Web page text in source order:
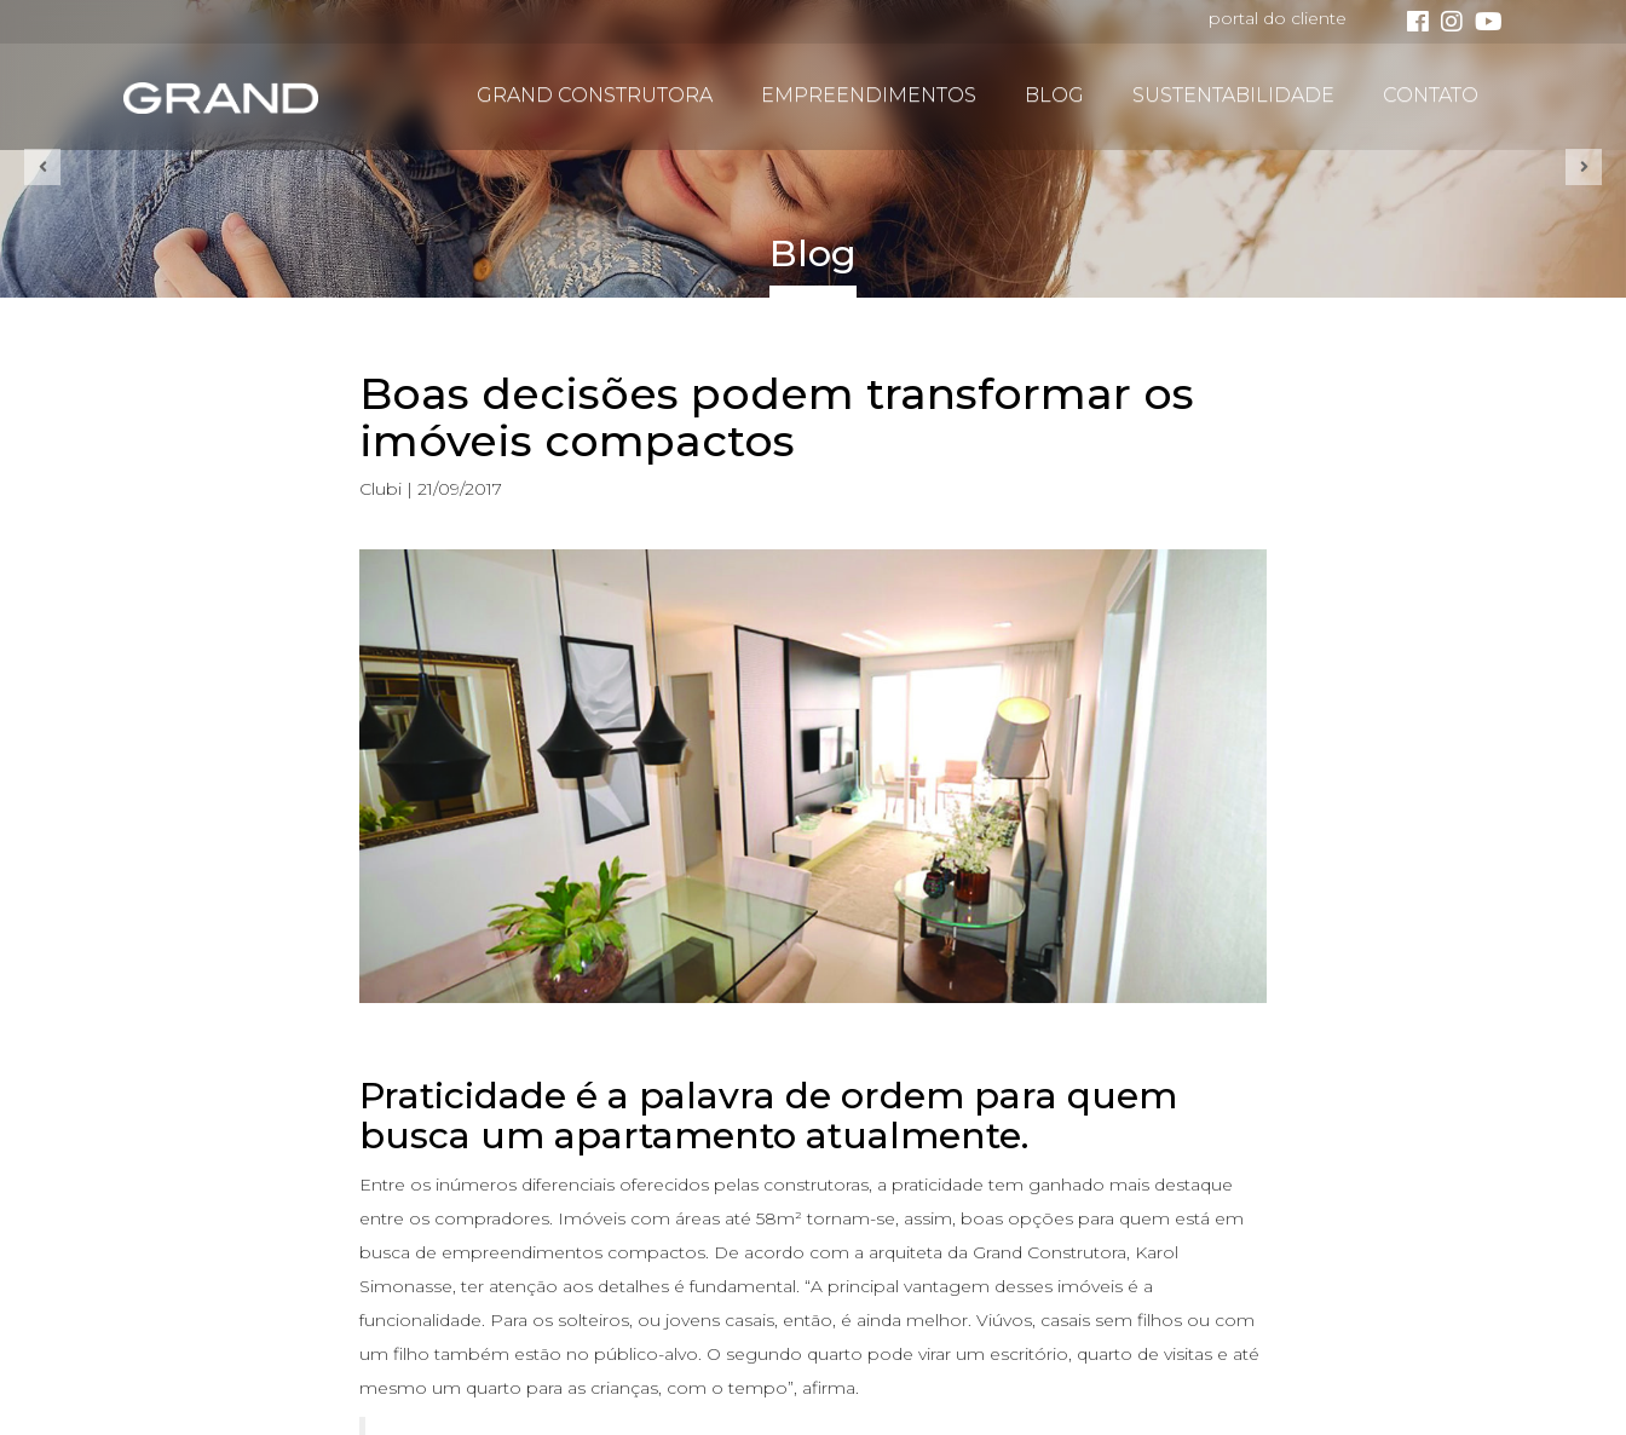
portal do cliente
GRAND CONSTRUTORA EMPREENDIMENTOS BLOG SUSTENTABILIDADE CONTATO
Blog
Boas decisões podem transformar os
imóveis compactos
Clubi | 21/09/2017
Praticidade é a palavra de ordem para quem
busca um apartamento atualmente.
Entre os inúmeros diferenciais oferecidos pelas construtoras, a praticidade tem ganhado mais destaque
entre os compradores. Imóveis com áreas até 58m² tornam-se, assim, boas opções para quem está em
busca de empreendimentos compactos. De acordo com a arquiteta da Grand Construtora, Karol
Simonasse, ter atenção aos detalhes é fundamental. “A principal vantagem desses imóveis é a
funcionalidade. Para os solteiros, ou jovens casais, então, é ainda melhor. Viúvos, casais sem filhos ou com
um filho também estão no público-alvo. O segundo quarto pode virar um escritório, quarto de visitas e até
mesmo um quarto para as crianças, com o tempo”, afirma.